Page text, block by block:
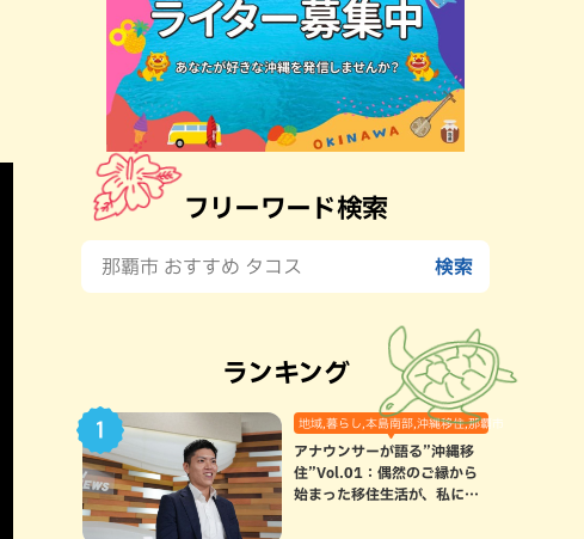
フリーワード検索
ランキング
地域,暮らし,本島南部,沖縄移住,那覇市
アナウンサーが語る”沖縄移
住”Vol.01：偶然のご縁から
始まった移住生活が、私にと